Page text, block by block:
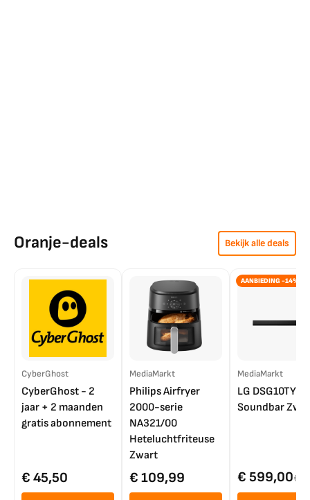
Oranje-deals Bekijk alle deals
CyberGhost
CyberGhost - 2
jaar + 2 maanden
gratis abonnement
€ 45,50
MediaMarkt
Philips Airfryer
2000-serie
NA321/00
Heteluchtfriteuse
Zwart
€ 109,99
AANBIEDING -14%
MediaMarkt
LG DSG10TY
Soundbar
€ 599,00€